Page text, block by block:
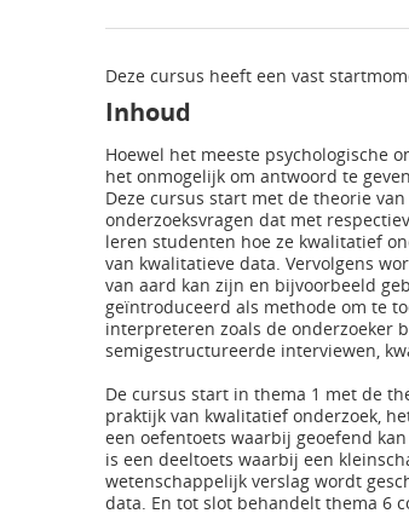
Deze cursus heeft een vast
Inhoud
Hoewel het meeste psychologische
het onmogelijk om antwoord te
Deze cursus start met de theorie
onderzoeksvragen dat met
leren studenten hoe ze kwalitatief
van kwalitatieve data. Vervolgens
van aard kan zijn en bijvoorbeeld
geïntroduceerd als methode om te
interpreteren zoals de onderzoeker
semigestructureerde interviewen,
De cursus start in thema 1 met de
praktijk van kwalitatief onderzoek,
een oefentoets waarbij geoefend
is een deeltoets waarbij een
wetenschappelijk verslag wordt
data. En tot slot behandelt thema 6